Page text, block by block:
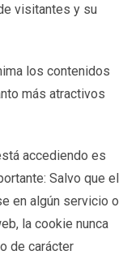
visitantes y su
los contenidos
más atractivos
accediendo es
Salvo que el
en algún servicio o
la cookie nunca
de carácter